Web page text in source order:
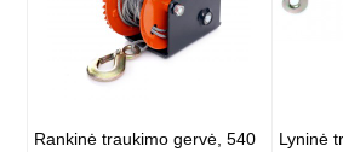
Rankinė traukimo gervė, 540
Lyninė